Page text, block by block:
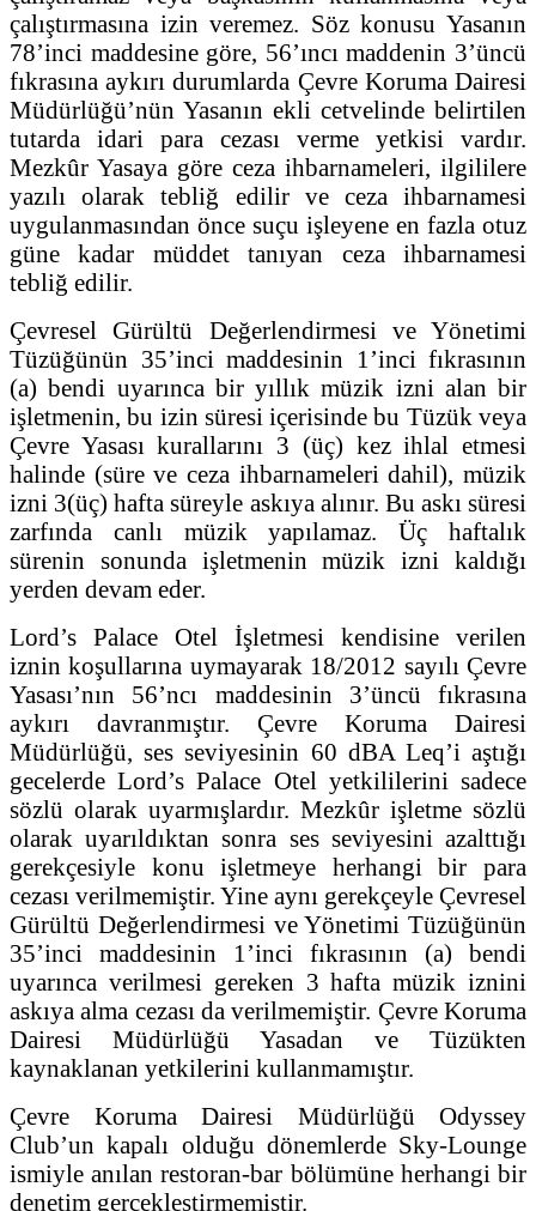
çalıştırmasına izin veremez. Söz konusu Yasanın
78’inci maddesine göre, 56’ıncı maddenin 3’üncü
fıkrasına aykırı durumlarda Çevre Koruma Dairesi
Müdürlüğü’nün Yasanın ekli cetvelinde belirtilen
tutarda idari para cezası verme yetkisi vardır.
Mezkûr Yasaya göre ceza ihbarnameleri, ilgililere
yazılı olarak tebliğ edilir ve ceza ihbarnamesi
uygulanmasından önce suçu işleyene en fazla otuz
güne kadar müddet tanıyan ceza ihbarnamesi
tebliğ edilir.
Çevresel Gürültü Değerlendirmesi ve Yönetimi
Tüzüğünün 35’inci maddesinin 1’inci fıkrasının
(a) bendi uyarınca bir yıllık müzik izni alan bir
işletmenin, bu izin süresi içerisinde bu Tüzük veya
Çevre Yasası kurallarını 3 (üç) kez ihlal etmesi
halinde (süre ve ceza ihbarnameleri dahil), müzik
izni 3(üç) hafta süreyle askıya alınır. Bu askı süresi
zarfında canlı müzik yapılamaz. Üç haftalık
sürenin sonunda işletmenin müzik izni kaldığı
yerden devam eder.
Lord’s Palace Otel İşletmesi kendisine verilen
iznin koşullarına uymayarak 18/2012 sayılı Çevre
Yasası’nın 56’ncı maddesinin 3’üncü fıkrasına
aykırı davranmıştır. Çevre Koruma Dairesi
Müdürlüğü, ses seviyesinin 60 dBA Leq’i aştığı
gecelerde Lord’s Palace Otel yetkililerini sadece
sözlü olarak uyarmışlardır. Mezkûr işletme sözlü
olarak uyarıldıktan sonra ses seviyesini azalttığı
gerekçesiyle konu işletmeye herhangi bir para
cezası verilmemiştir. Yine aynı gerekçeyle Çevresel
Gürültü Değerlendirmesi ve Yönetimi Tüzüğünün
35’inci maddesinin 1’inci fıkrasının (a) bendi
uyarınca verilmesi gereken 3 hafta müzik iznini
askıya alma cezası da verilmemiştir. Çevre Koruma
Dairesi Müdürlüğü Yasadan ve Tüzükten
kaynaklanan yetkilerini kullanmamıştır.
Çevre Koruma Dairesi Müdürlüğü Odyssey
Club’un kapalı olduğu dönemlerde Sky-Lounge
ismiyle anılan restoran-bar bölümüne herhangi bir
denetim gerçekleştirmemiştir.